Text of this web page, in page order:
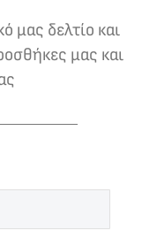
μας δελτίο και
μας και